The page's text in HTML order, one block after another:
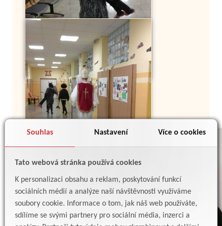
Souhlas Nastavení Více o cookies
Tato webová stránka používá cookies
K personalizaci obsahu a reklam, poskytování funkcí
sociálních médií a analýze naší návštěvnosti využíváme
soubory cookie. Informace o tom, jak náš web používáte,
sdílíme se svými partnery pro sociální média, inzerci a